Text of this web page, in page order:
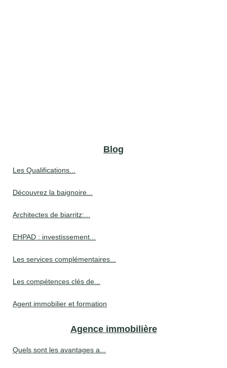
Blog
Les Qualifications...
Découvrez la baignoire...
Architectes de biarritz:...
EHPAD : investissement...
Les services complémentaires...
Les compétences clés de...
Agent immobilier et formation
Agence immobilière
Quels sont les avantages a...